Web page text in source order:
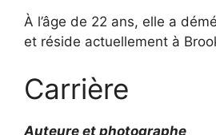
À l’âge de 22 ans, elle a
et réside actuellement à
Carrière
Auteure et photographe